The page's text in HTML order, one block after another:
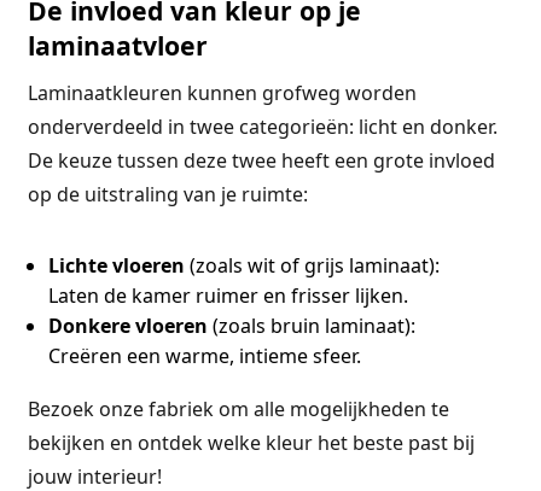
De invloed van kleur op je
laminaatvloer
Laminaatkleuren kunnen grofweg worden
onderverdeeld in twee categorieën: licht en donker.
De keuze tussen deze twee heeft een grote invloed
op de uitstraling van je ruimte:
Lichte vloeren (zoals wit of grijs laminaat):
Laten de kamer ruimer en frisser lijken.
Donkere vloeren (zoals bruin laminaat):
Creëren een warme, intieme sfeer.
Bezoek onze fabriek om alle mogelijkheden te
bekijken en ontdek welke kleur het beste past bij
jouw interieur!